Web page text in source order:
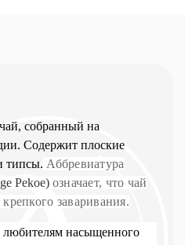
собранный на
Содержит плоские
типсы. Аббревиатура
Pekoe)означает, что чай
заваривания.
любителям насыщенного